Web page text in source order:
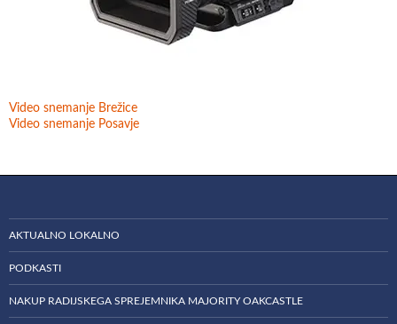
Video snemanje Brežice
Video snemanje Posavje
AKTUALNO LOKALNO
PODKASTI
NAKUP RADIJSKEGA SPREJEMNIKA MAJORITY OAKCASTLE